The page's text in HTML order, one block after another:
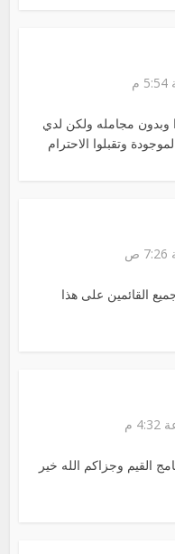
وبدون مجامله ولكن لدي
وتقبلوا الاحترام
القائمين على هذا
القيم وجزاكم الله خير